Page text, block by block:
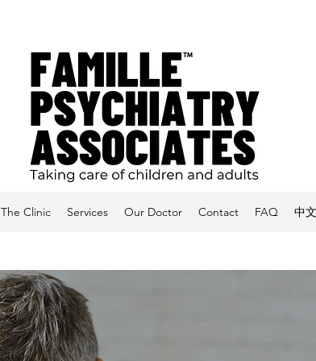
The Clinic Services Our Doctor Contact FAQ 中文